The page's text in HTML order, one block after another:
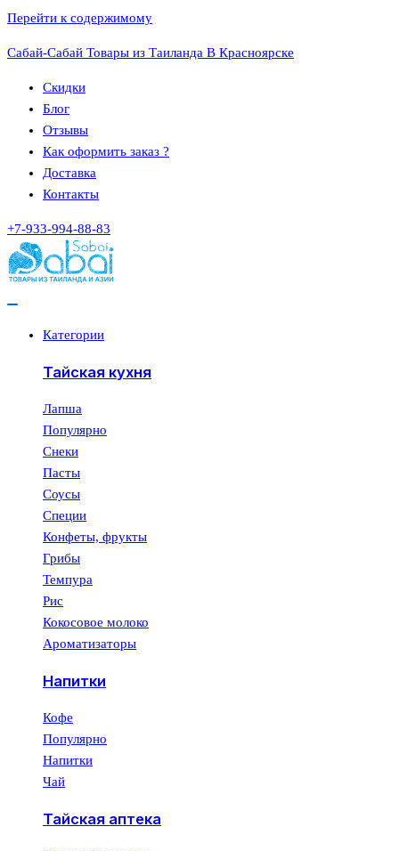
Перейти к содержимому
Сабай-Сабай Товары из Таиланда В Красноярске
Скидки
Блог
Отзывы
Как оформить заказ ?
Доставка
Контакты
+7-933-994-88-83
Категории
Тайская кухня
Лапша
Популярно
Снеки
Пасты
Соусы
Специи
Конфеты, фрукты
Грибы
Темпура
Рис
Кокосовое молоко
Ароматизаторы
Напитки
Кофе
Популярно
Напитки
Чай
Тайская аптека